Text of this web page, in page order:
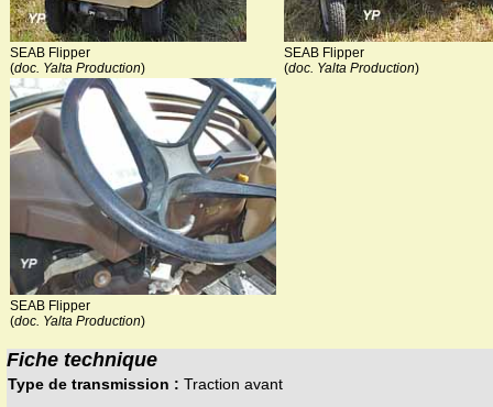
SEAB Flipper
(doc. Yalta Production)
SEAB Flipper
(doc. Yalta Production)
SEAB Flipper
(doc. Yalta Production)
Fiche technique
Type de transmission : Traction avant